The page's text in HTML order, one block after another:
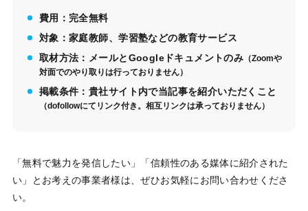
費用：完全無料
対象：家庭教師、学習塾などの教育サービス
取材方法：メールとGoogleドキュメントのみ （Zoomや
対面でのやり取りは行っておりません）
掲載条件：貴社サイト内で当記事を紹介いただくこと
（dofollowにてリンク付き。相互リンクは承っておりません）
「無料で魅力を発信したい」「信頼性のある媒体に紹介された
い」とお考えの事業者様は、ぜひお気軽にお問い合わせくださ
い。